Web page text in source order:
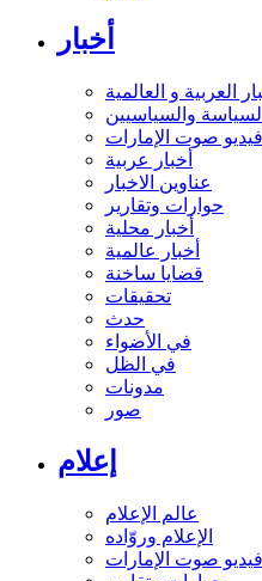
أخبار
العربية و العالمية
السياسة والسياسيين
فيديو صوت الإمارات
أخبار عربية
عناوين الاخبار
حوارات وتقارير
أخبار محلية
أخبار عالمية
قضايا ساخنة
تحقيقات
حدث
في الأضواء
في الظل
مدونات
صور
إعلام
عالم الإعلام
الإعلام وروّاده
فيديو صوت الإمارات